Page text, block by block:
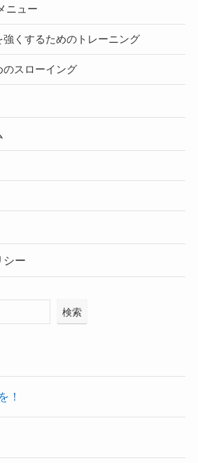
ニュー
強くするためのトレーニング
のスローイング
シー
検索
！